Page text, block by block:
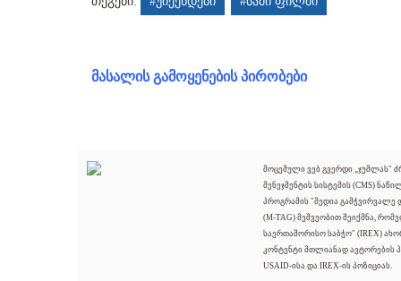
მასალის გამოყენების პირობები
მოცემული ვებ გვერდი „ჯუმლას"
მენეჯმენტის სისტემის (CMS)
პროგრამის "მედია
(M-TAG) მეშვეობით შეიქმნა,
საერთაშორისო საბჭო" (IREX)
კონტენტი მთლიანად ავტორების
USAID-ისა და IREX-ის პოზიციას.